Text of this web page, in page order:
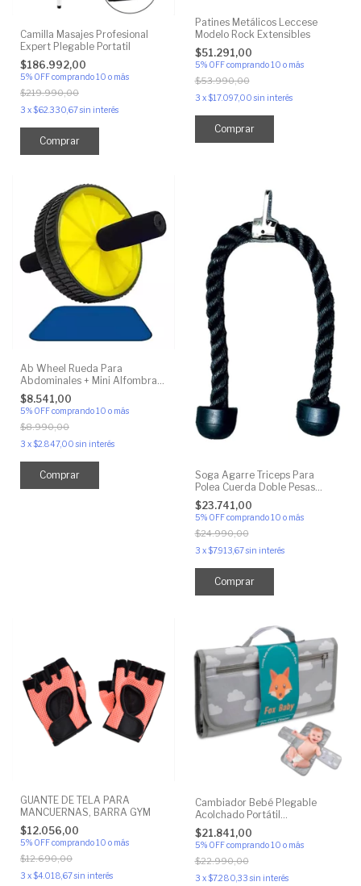
Camilla Masajes Profesional
Expert Plegable Portatil
$186.992,00
5% OFFcomprando 10 o más
$219.990,00
3 x$62.330,67sin interés
Comprar
Patines Metálicos Leccese
Modelo Rock Extensibles
$51.291,00
5% OFF comprando 10 o más
$53.990,00
3 x$17.097,00 sin interés
Ab Wheel Rueda Para
Abdominales + Mini Alfombra
Regalo
$8.541,00
5% OFFcomprando 10 o más
$8.990,00
3 x$2.847,00 sin interés
Soga Agarre Triceps Para
Polea Cuerda Doble Pesas
Remo
$23.741,00
5% OFF comprando 10 o más
$24.990,00
3 x$7.913,67sin interés
GUANTE DE TELA PARA
MANCUERNAS, BARRA GYM
$12.056,00
5% OFFcomprando 10 o más
$12.690,00
3 x$4.018,67sin interés
Cambiador Bebé Plegable
Acolchado Portátil
Impermeable
$21.841,00
5% OFF comprando 10 o más
$22.990,00
3 x$7.280,33 sin interés